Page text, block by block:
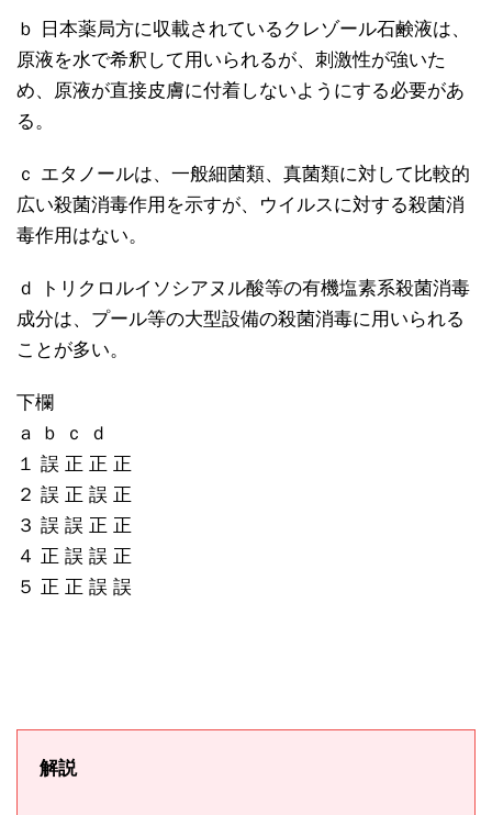
ｂ 日本薬局方に収載されているクレゾール石鹸液は、
原液を水で希釈して用いられるが、刺激性が強いた
め、原液が直接皮膚に付着しないようにする必要があ
る。
ｃ エタノールは、一般細菌類、真菌類に対して比較的
広い殺菌消毒作用を示すが、ウイルスに対する殺菌消
毒作用はない。
ｄ トリクロルイソシアヌル酸等の有機塩素系殺菌消毒
成分は、プール等の大型設備の殺菌消毒に用いられる
ことが多い。
下欄
ａ ｂ ｃ ｄ
１ 誤 正 正 正
２ 誤 正 誤 正
３ 誤 誤 正 正
４ 正 誤 誤 正
５ 正 正 誤 誤
解説